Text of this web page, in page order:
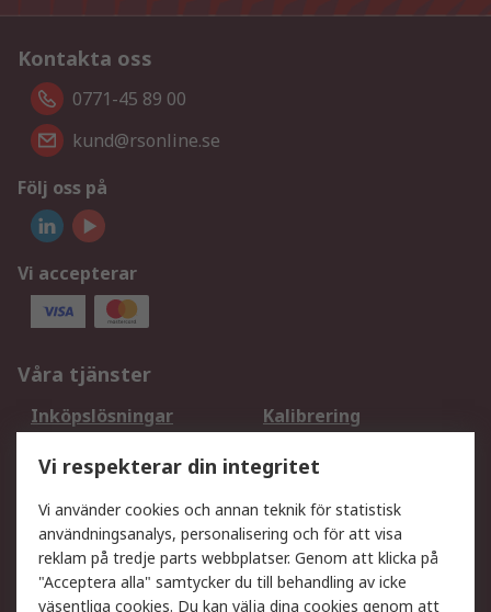
Kontakta oss
0771-45 89 00
kund@rsonline.se
Följ oss på
Vi accepterar
Våra tjänster
Inköpslösningar
Kalibrering
DesignSpark
Teknisk Support
Ditt lokala säljteam
Exportlösningar
Support
Få hjälp Retur av varor
Vi respekterar din integritet
Vi använder cookies och annan teknik för statistisk
användningsanalys, personalisering och för att visa
reklam på tredje parts webbplatser. Genom att klicka på
"Acceptera alla" samtycker du till behandling av icke
väsentliga cookies. Du kan välja dina cookies genom att